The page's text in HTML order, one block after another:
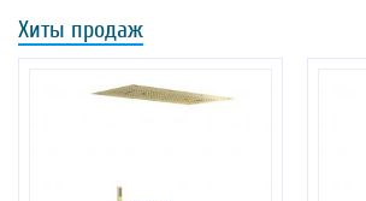
Хиты продаж